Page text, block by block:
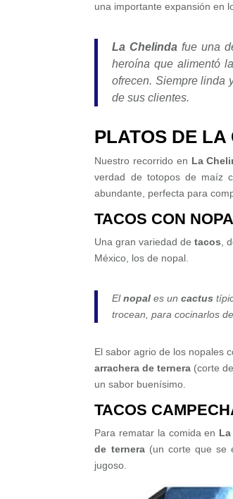
una importante expansión en
La Chelinda fue una
heroína que alimentó
ofrecen. Siempre linda
de sus clientes.
PLATOS DE LA
Nuestro recorrido en La
verdad de totopos de maíz
abundante, perfecta para
TACOS CON
Una gran variedad detacos ,
México, los de nopal.
Elnopal es uncactus
trocean, para cocinarlos
El sabor agrio de los nopales
arrachera de ternera (corte
un sabor buenísimo.
TACOS
Para rematar la comida en
de ternera(un corte que se
jugoso.